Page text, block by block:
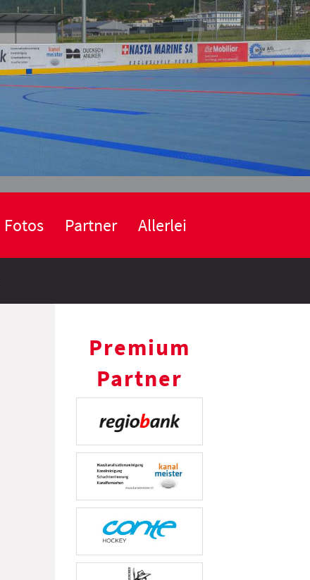
Fotos Partner Allerlei
Premium
Partner